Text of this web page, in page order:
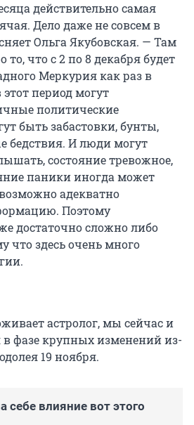
действительно самая
Дело даже не совсем в
Ольга Якубовская. — Там
что с 2 по 8 декабря будет
Меркурия как раз в
период могут
политические
быть забастовки, бунты,
бедствия. И люди могут
состояние тревожное,
паники иногда может
адекватно
Поэтому
достаточно сложно либо
что здесь очень много
астролог, мы сейчас и
в фазе крупных изменений из-
19 ноября.
влияние вот этого